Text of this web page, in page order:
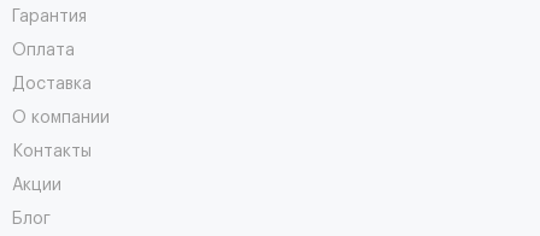
Гарантия
Оплата
Доставка
О компании
Контакты
Акции
Блог